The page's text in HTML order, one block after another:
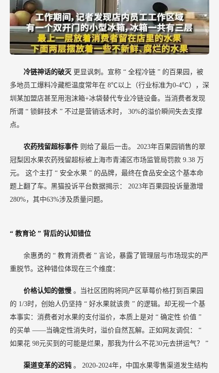
冷链神话的破灭 更显讽刺。宣称 “ 全程冷链 ” 的百果园，被
多地员工爆料冷藏柜温度常年在 8℃以上（行业标准为0-4℃），深
圳某加盟店甚至用泡沫箱+冰袋替代专业冷链设备。当消费者发现
所谓 “ 锁鲜技术 ” 不过是营销话术时， 30%的溢价瞬间失去支撑
点。
农药残留超标事件 则给了最后一击。 2023年百果园销售的翠
冠梨因水果农药残留超标被上海市青浦区市场监管局罚款 9.38 万
元。 这个主打 “ 安全水果 ” 的品牌，最终在食品安全这个基本命
题上翻了车。黑猫投诉平台数据揭示： 2023年百果园投诉量激增
280%，其中63%涉及质量问题。
“ 教育论 ” 背后的认知错位
余惠勇的 “ 教育消费者 ” 言论，暴露了管理层与市场现实的严
重脱节。这种错位体现在三个维度：
价格认知的傲慢 。当社区团购将同产区草莓价格打到百果园
的 1/3时，创始人仍坚持 “ 好水果就该贵 ” 的逻辑。却无视一个基
本事实：消费者对水果的支付溢价，本质上是对 “ 确定性 价值 ”
的买单 ——当确定性消失时，溢价自然瓦解。正如网友调侃： “
如果花 98元买到的可能是烂果，那我为什么不花30元去拼运气？ ”
渠道变革的迟钝 。 2020-2024年，中国水果零售渠道发生结构